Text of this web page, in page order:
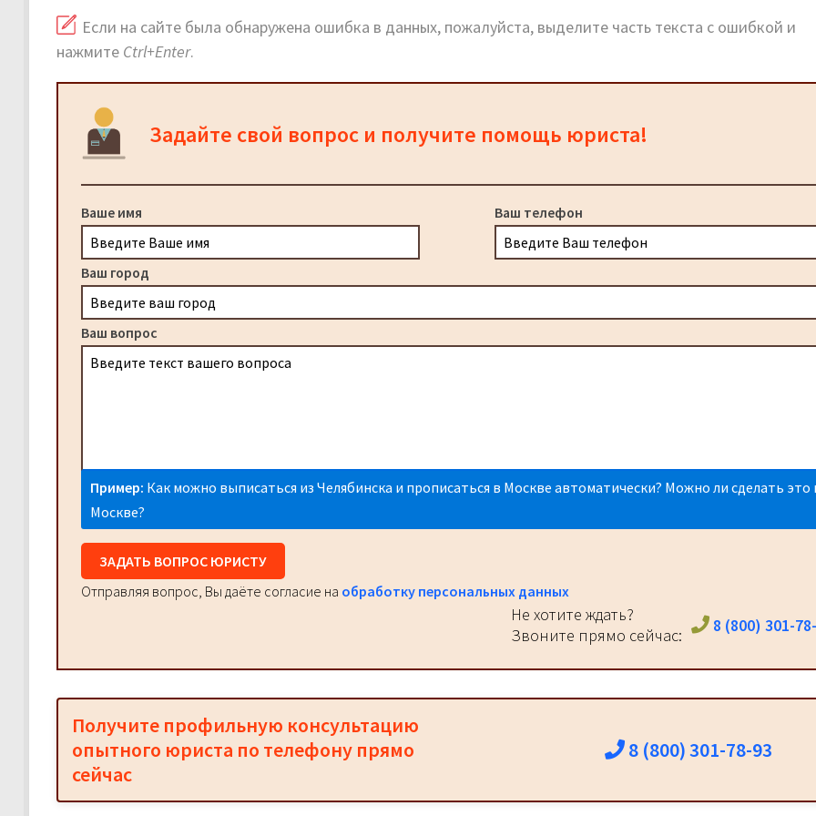
Если на сайте была обнаружена ошибка в данных, пожалуйста, выделите часть текста с ошибкой и
нажмите Ctrl+Enter.
Задайте свой вопрос и получите помощь юриста!
Ваше имя Ваш телефон
Ваш город
Ваш вопрос
Пример: Как можно выписаться из Челябинска и прописаться в Москве автоматически? Можно ли сделать это
Москве?
ЗАДАТЬ ВОПРОС ЮРИСТУ
Отправляя вопрос, Вы даёте согласие на обработку персональных данных
Не хотите ждать?
Звоните прямо сейчас:
8 (800) 301-
Получите профильную консультацию
опытного юриста по телефону прямо
сейчас
8 (800) 301-78-93